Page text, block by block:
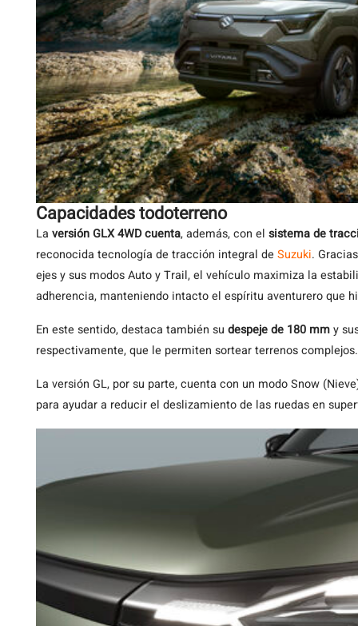
Capacidades todoterreno
La versión GLX 4WD cuenta, además, con el sistema de
reconocida tecnología de tracción integral de Suzuki.
ejes y sus modos Auto y Trail, el vehículo maximiza la
adherencia, manteniendo intacto el espíritu aventurero que
En este sentido, destaca también su despeje de 180 mmy
respectivamente, que le permiten sortear terrenos complejos.
La versión GL, por su parte, cuenta con un modo Snow
para ayudar a reducir el deslizamiento de las ruedas en